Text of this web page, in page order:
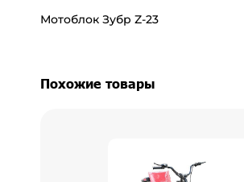
Мотоблок Зубр Z-23
Похожие товары